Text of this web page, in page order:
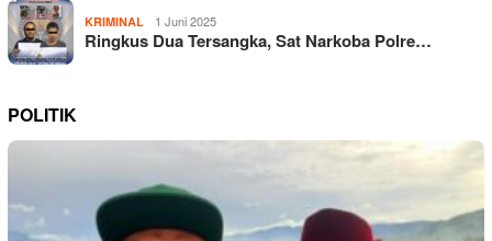
KRIMINAL 1 Juni 2025
Ringkus Dua Tersangka, Sat Narkoba Polre…
POLITIK